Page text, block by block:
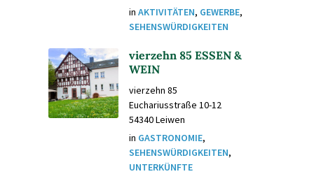
inAKTIVITÄTEN, GEWERBE,
SEHENSWÜRDIGKEITEN
vierzehn 85 ESSEN &
WEIN
vierzehn 85
Euchariusstraße 10-12
54340 Leiwen
in GASTRONOMIE,
SEHENSWÜRDIGKEITEN,
UNTERKÜNFTE